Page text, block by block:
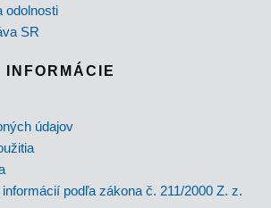
odolnosti
SR
INFORMÁCIE
údajov
podľa zákona č. 211/2000 Z. z.